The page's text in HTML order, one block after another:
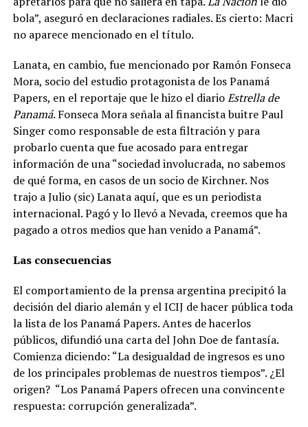
bola”, aseguró en declaraciones radiales. Es cierto: Macri
no aparece mencionado en el título.
Lanata, en cambio, fue mencionado por Ramón Fonseca
Mora, socio del estudio protagonista de los Panamá
Papers, en el reportaje que le hizo el diarioEstrella de
Panamá. Fonseca Mora señala al financista buitre Paul
Singer como responsable de esta filtración y para
probarlo cuenta que fue acosado para entregar
información de una “sociedad involucrada, no sabemos
de qué forma, en casos de un socio de Kirchner. Nos
trajo a Julio (sic) Lanata aquí, que es un periodista
internacional. Pagó y lo llevó a Nevada, creemos que ha
pagado a otros medios que han venido a Panamá”.
Las consecuencias
El comportamiento de la prensa argentina precipitó la
decisión del diario alemán y el ICIJ de hacer pública toda
la lista de los Panamá Papers. Antes de hacerlos
públicos, difundió una carta del John Doe de fantasía.
Comienza diciendo: “La desigualdad de ingresos es uno
de los principales problemas de nuestros tiempos”. ¿El
origen? “Los Panamá Papers ofrecen una convincente
respuesta: corrupción generalizada”.